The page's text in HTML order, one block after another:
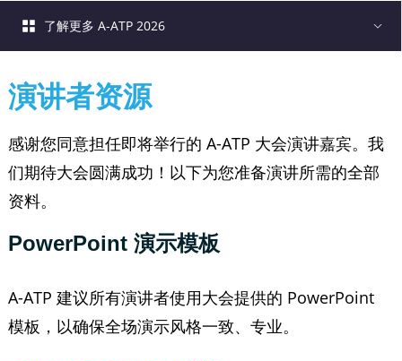
演讲者资源
感谢您同意担任即将举行的 A-ATP 大会演讲嘉宾。我
们期待大会圆满成功！以下为您准备演讲所需的全部
资料。
PowerPoint 演示模板
A-ATP 建议所有演讲者使用大会提供的 PowerPoint
模板，以确保全场演示风格一致、专业。
了解更多 A-ATP 2026